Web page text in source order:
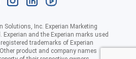
Solutions, Inc. Experian Marketing
Experian and the Experian marks used
trademarks of Experian
product and company names